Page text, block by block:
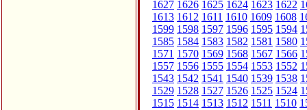
1627 1626 1625 1624 1623 1622
1613 1612 1611 1610 1609 1608
1599 1598 1597 1596 1595 1594
1585 1584 1583 1582 1581 1580
1571 1570 1569 1568 1567 1566
1557 1556 1555 1554 1553 1552
1543 1542 1541 1540 1539 1538
1529 1528 1527 1526 1525 1524
1515 1514 1513 1512 1511 1510